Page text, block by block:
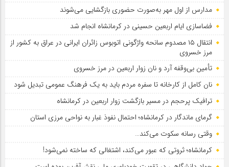
مدارس از اول مهر به‌صورت حضوری بازگشایی می‌شوند
فضاسازی ایام اربعین حسینی در کرمانشاه انجام شد
انتقال ۱۵ مصدوم سانحه واژگونی اتوبوس زائران ایرانی در عراق به کشور از
مرز خسروی
تأمین بی‌وقفه آرد و نان زوار اربعین در مرز خسروی
نان کامل از کارخانه تا سفره مردم باید به یک فرهنگ عمومی تبدیل شود
ترافیک پرحجم در مسیر بازگشت زوار اربعین در کرمانشاه
گرمای ماندگار در کرمانشاه؛ احتمال نفوذ غبار به نواحی مرزی استان
وقتی رسانه سکوت می‌کند…
کرمانشاه؛ ثروتی که عبور می‌کند، اشتغالی که ساخته نمی‌شود!